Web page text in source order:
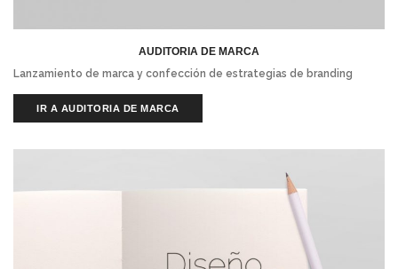
AUDITORIA DE MARCA
Lanzamiento de marca y confección de estrategias de branding
IR A AUDITORIA DE MARCA